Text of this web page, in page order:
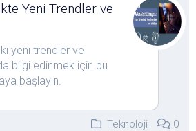
Yeni Trendler ve
yeni trendler ve
bilgi edinmek için bu
başlayın.
Teknoloji
0